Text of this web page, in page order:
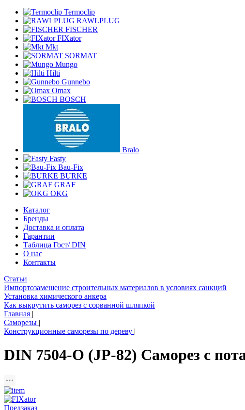
Termoclip
RAWLPLUG
FISCHER
FIXator
Mkt
SORMAT
Mungo
Hilti
Gunnebo
Omax
BOSCH
Bralo
Fasty
Bau-Fix
BURKE
GRAF
OKG
Каталог
Бренды
Доставка и оплата
Гарантии
Таблица Гост/ DIN
О нас
Контакты
Статьи
Импортозамещение строительных материалов в условиях санкций
Установка химического анкера
Как выкрутить саморез с сорванной шляпкой
Главная |
Саморезы |
Конструкционные саморезы по дереву |
DIN 7504-O (JP-82) Саморез с
Предзаказ